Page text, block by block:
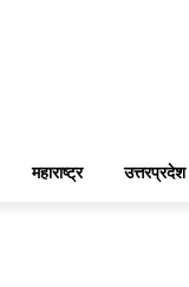
महाराष्ट्र उत्तरप्रदेश